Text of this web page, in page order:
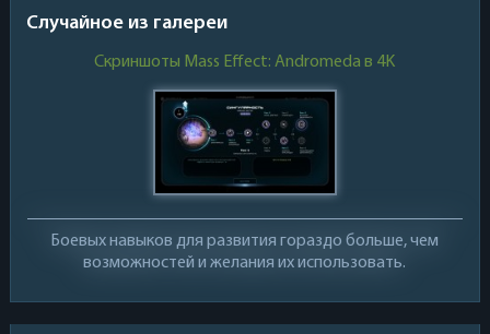
Случайное из галереи
Скриншоты Mass Effect: Andromeda в 4K
Боевых навыков для развития гораздо больше, чем
возможностей и желания их использовать.